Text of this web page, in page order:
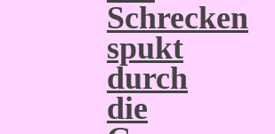
Schrecken
spukt
durch
die